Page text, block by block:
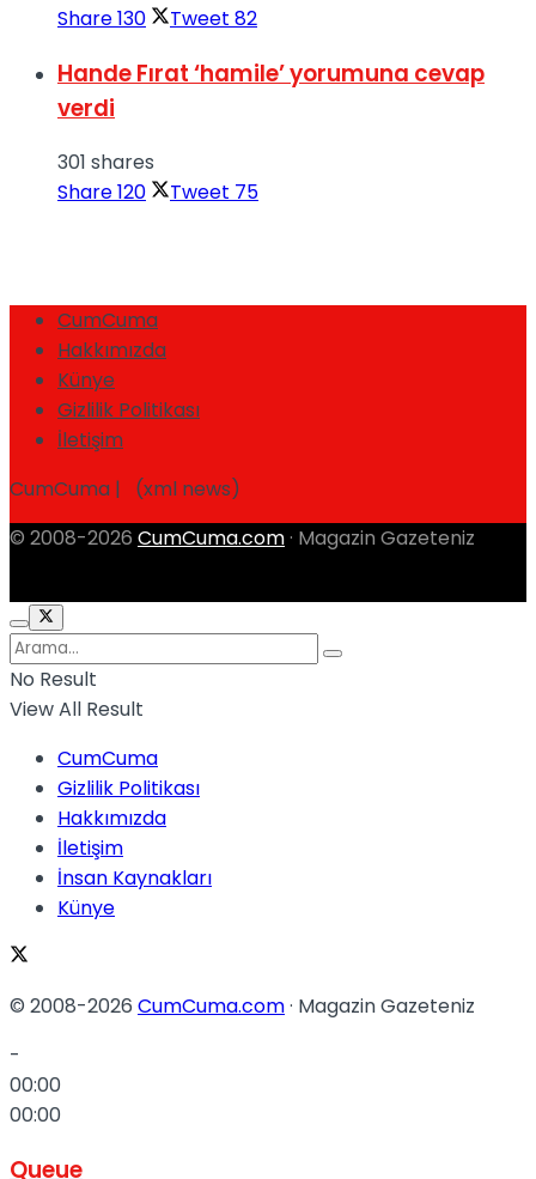
Share130 Tweet 82
Hande Fırat ‘hamile’ yorumuna cevap
verdi
301 shares
Share120 Tweet 75
CumCuma
Hakkımızda
Künye
Gizlilik Politikası
İletişim
CumCuma | (xml news)
© 2008-2026 CumCuma.com · Magazin Gazeteniz
No Result
View All Result
CumCuma
Gizlilik Politikası
Hakkımızda
İletişim
İnsan Kaynakları
Künye
© 2008-2026 CumCuma.com· Magazin Gazeteniz
-
00:00
00:00
Queue